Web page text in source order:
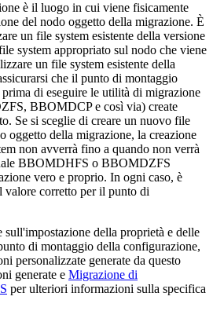
è il luogo in cui viene fisicamente
del nodo oggetto della migrazione. È
un file system esistente della versione
system appropriato sul nodo che viene
un file system esistente della
che il punto di montaggio
di eseguire le utilità di migrazione
BBOMDCP e così via) create
Se si sceglie di creare un nuovo file
oggetto della migrazione, la creazione
non avverrà fino a quando non verrà
BBOMDHFS o BBOMDZFS
vero e proprio. In ogni caso, è
valore corretto per il punto di
della proprietà e delle
di montaggio della configurazione,
personalizzate generate da questo
generate e Migrazione di
per ulteriori informazioni sulla specifica